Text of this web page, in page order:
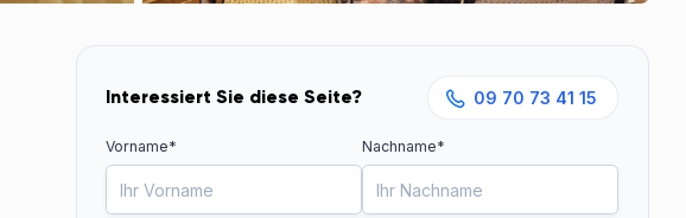
Interessiert Sie diese Seite? 09 70 73 41 15
Vorname* Nachname*